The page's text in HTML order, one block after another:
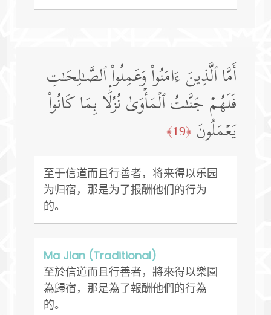
أَمَّا ٱلَّذِینَ ءَامَنُوا۟ وَعَمِلُوا۟ ٱلصَّـٰلِحَـٰتِ
فَلَهُمۡ جَنَّـٰتُ ٱلۡمَأۡوَىٰ نُزُلَۢا بِمَا كَانُوا۟
یَعۡمَلُونَ ﴿19﴾
至于信道而且行善者，将来得以乐园
为归宿，那是为了报酬他们的行为
的。
Ma Jian (Traditional)
至於信道而且行善者，將來得以樂園
為歸宿，那是為了報酬他們的行為
的。